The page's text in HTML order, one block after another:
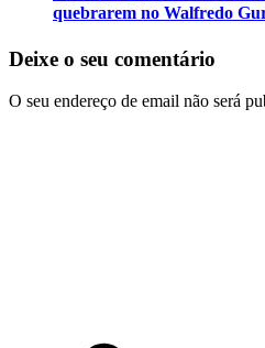
quebrarem no Walfredo
Deixe o seu comentário
O seu endereço de email não será